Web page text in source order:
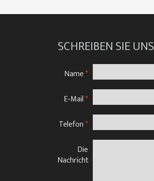
SCHREIBEN SIE UNS
Name*
E-Mail*
Telefon*
Die
Nachricht